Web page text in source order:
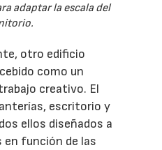
adaptar la escala del
otro edificio
como un
creativo. El
escritorio y
ellos diseñados a
en función de las